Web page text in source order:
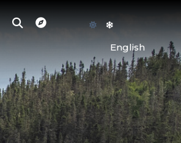
English